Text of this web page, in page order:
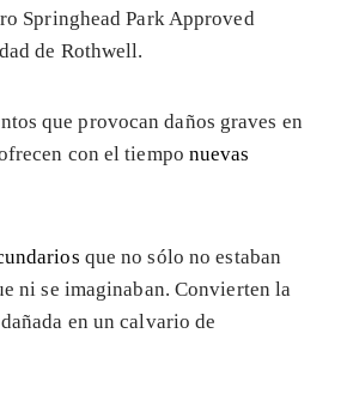
Springhead Park Approved
de Rothwell.
que provocan daños graves en
con el tiempo nuevas
que no sólo no estaban
ni se imaginaban. Convierten la
en un calvario de